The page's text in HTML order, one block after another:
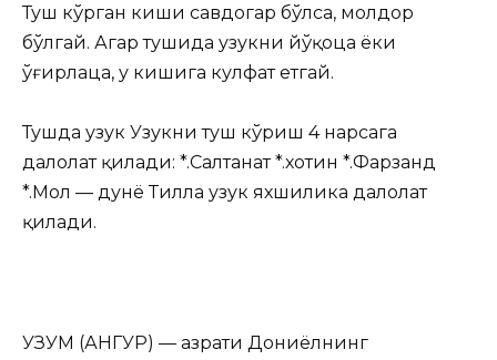
Туш кўрган киши савдогар бўлса, молдор
бўлгай. Агар тушида узукни йўқоца ёки
ўғирлаца, у кишига кулфат етгай.
Тушда узук Узукни туш кўриш 4 нарсага
далолат қилади: *.Салтанат *.хотин *.Фарзанд
*.Мол — дунё Тилла узук яхшилика далолат
қилади.
УЗУМ (АНГУР) — Ҳазрати Дониёлнинг